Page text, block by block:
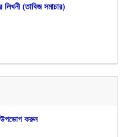
(তাবিজ সমাচার)
উপভোগ করুন